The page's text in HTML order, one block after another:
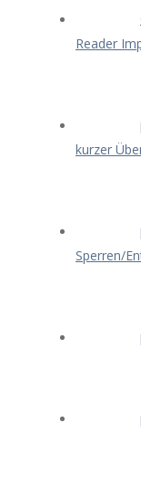
Reader
kurzer
Sperren/